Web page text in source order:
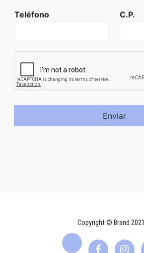
Teléfono C.P.
Enviar
Copyright © Brand 2021